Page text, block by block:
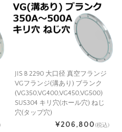
JIS B 2290 大口径 真空フランジ
VGフランジ(溝あり) ブランク
(VG350,VG400,VG450,VG500)
SUS304 キリ穴(ホール穴) ねじ
穴(タップ穴)
¥206,800(税込)